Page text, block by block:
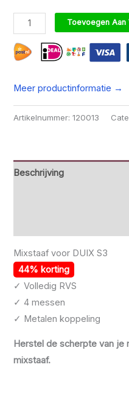
S3 - Mixstaaf - RVS Versie
Toevoegen Aan
Meer productinformatie →
Artikelnummer:120013
Beschrijving
Mixstaaf voor DUIX S3
44% korting
✓ Volledig RVS
✓ 4 messen
✓ Metalen koppeling
Herstel de scherpte van
mixstaaf.